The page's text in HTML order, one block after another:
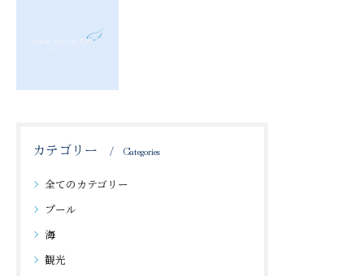
の時間を
カテゴリー Categories
全てのカテゴリー
プール
海
観光